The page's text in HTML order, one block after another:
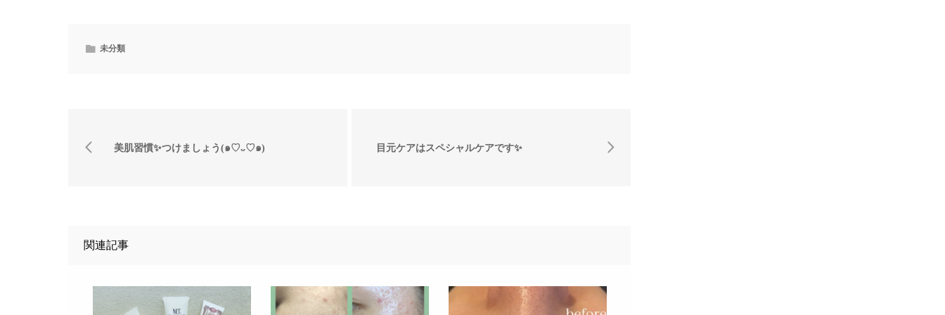
未分類
美肌習慣✨つけましょう(๑♡ᴗ♡๑) 目元ケアはスペシャルケアです✨
関連記事